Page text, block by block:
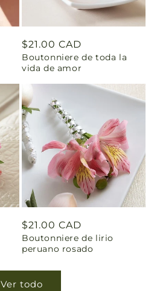
Precio
habitual
$21.00 CAD
Boutonniere de toda la
vida de amor
Precio
habitual
$21.00 CAD
Boutonniere de lirio
peruano rosado
Ver todo